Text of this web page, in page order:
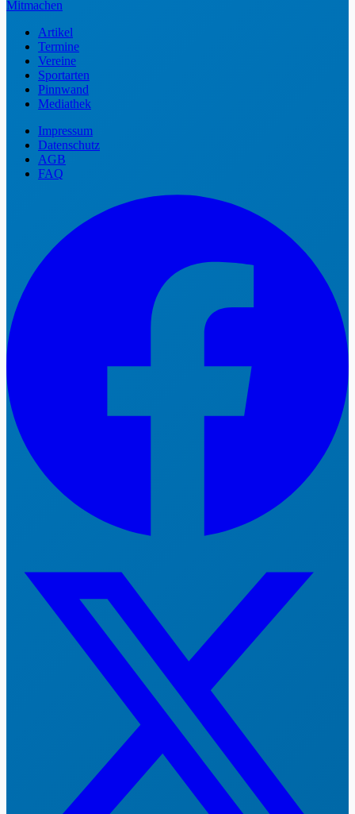
Mitmachen
Artikel
Termine
Vereine
Sportarten
Pinnwand
Mediathek
Impressum
Datenschutz
AGB
FAQ